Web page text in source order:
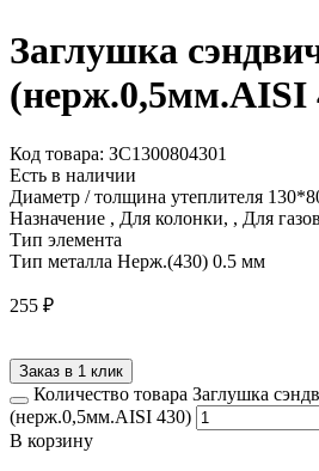
Заглушка
(нерж.0,5мм.AISI
Код товара: ЗС1300804301
Есть в наличии
Диаметр / толщина утеплителя
Назначение , Для колонки, , Для
Тип элемента
Тип металла Нерж.(430) 0.5 мм
255 ₽
Заказ в 1 клик
Количество товара Заглушка
(нерж.0,5мм.AISI 430)
В корзину